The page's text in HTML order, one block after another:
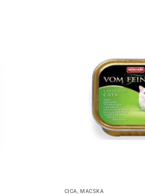
CICA, MACSKA